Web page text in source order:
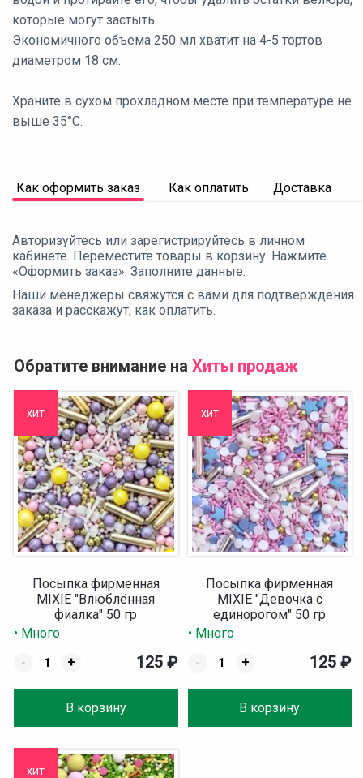
которые могут застыть.
Экономичного объема 250 мл хватит на 4-5 тортов
диаметром 18 см.
Храните в сухом прохладном месте при температуре не
выше 35°С.
Как оформить заказ Как оплатить Доставка
Авторизуйтесь или зарегистрируйтесь в личном
кабинете. Переместите товары в корзину. Нажмите
«Оформить заказ». Заполните данные.
Наши менеджеры свяжутся с вами для подтверждения
заказа и расскажут, как оплатить.
Обратите внимание на Хиты продаж
хит
Посыпка фирменная
MIXIE "Влюблённая
фиалка" 50 гр
• Много
-
+
В корзину
125 ₽
хит
Посыпка фирменная
MIXIE "Девочка с
единорогом" 50 гр
• Много
-
+
В корзину
125 ₽
хит